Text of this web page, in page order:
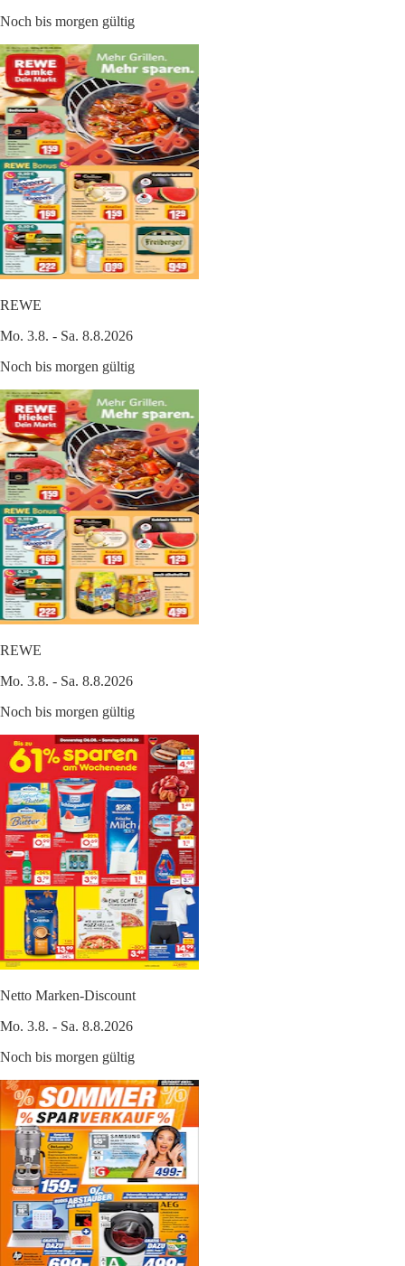
Noch bis morgen gültig
REWE
Mo. 3.8. - Sa. 8.8.2026
Noch bis morgen gültig
REWE
Mo. 3.8. - Sa. 8.8.2026
Noch bis morgen gültig
Netto Marken-Discount
Mo. 3.8. - Sa. 8.8.2026
Noch bis morgen gültig